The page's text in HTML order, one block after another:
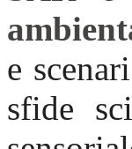
e
sfide